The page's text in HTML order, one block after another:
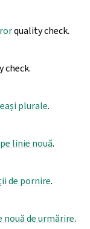
quality check.
check.
plurale.
linie nouă.
de pornire.
nouă de urmărire.